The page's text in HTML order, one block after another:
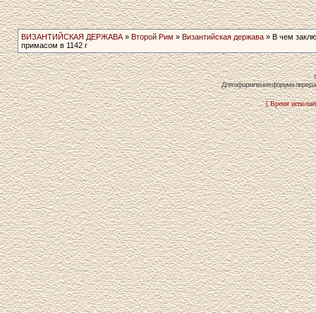
ВИЗАНТИЙСКАЯ ДЕРЖАВА» Второй Рим » Византийская держава» В чем
примасом­ в 1142 г
Для оформления форума
[ Время